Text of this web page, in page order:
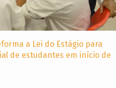
a Lei do Estágio para
de estudantes em início de